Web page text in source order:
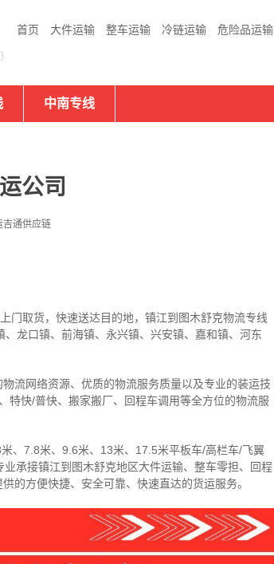
首页 大件运输 整车运输 冷链运输 危险品运输
中南专线
公司
吉通供应链
门取货，快速送达目的地，镇江到图木舒克物流专线
龙口镇、前海镇、永兴镇、兴安镇、嘉和镇、河东
流网络资源、优质的物流服务质量以及专业的装运技
特快/普快、搬家搬厂、回程车调用等全方位的物流服
、7.8米、9.6米、13米、17.5米平板车/高栏车/飞翼
业承接镇江到图木舒克地区大件运输、整车零担、回程
的方便快捷、安全可靠、快速直达的货运服务。